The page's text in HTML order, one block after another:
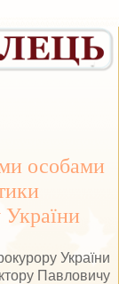
особами
України
Павловичу